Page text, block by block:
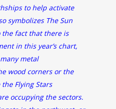
to help activate
symbolizes The Sun
the fact that there is
in this year’s chart,
metal
wood corners or the
Flying Stars
occupying the sectors.